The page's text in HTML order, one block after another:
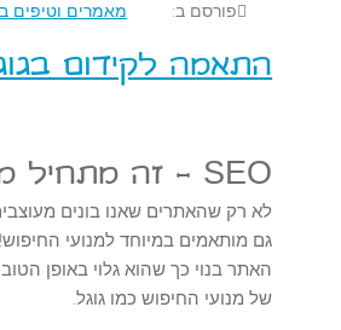
פורסם ב: מאמרים וטיפים
התאמה לקידום
SEO - זה מתחיל מהבסיס
לא רק שהאתרים שאנו בונים
גם מותאמים במיוחד למנועי
האתר בנוי כך שהוא גלוי באופן
של מנועי החיפוש כמו גוגל.